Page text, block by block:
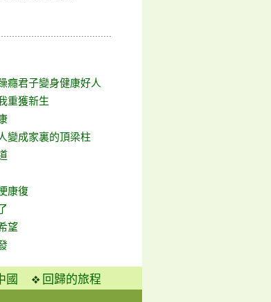
癮君子變身健康好人
重獲新生
變成家裏的頂梁柱
康復
望
國 回歸的旅程